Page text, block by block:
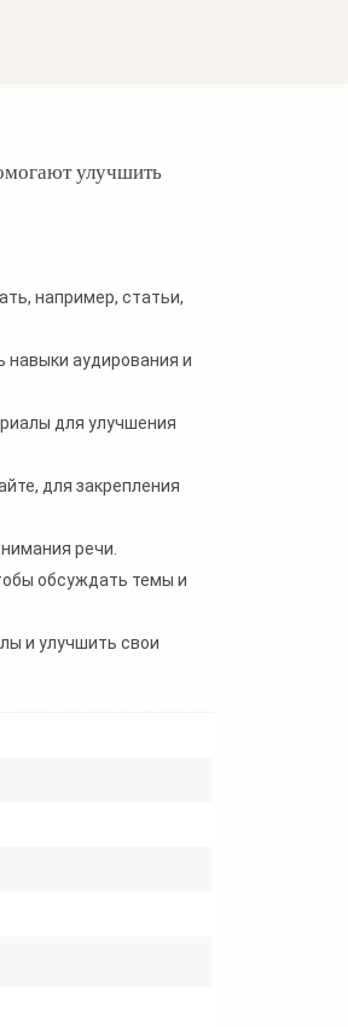
улучшить
например, статьи,
навыки аудирования и
для улучшения
для закрепления
речи.
обсуждать темы и
и улучшить свои